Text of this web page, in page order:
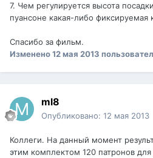
7. Чем регулируется высота
пуансоне какая-либо фиксируемая
Спасибо за фильм.
Изменено12 мая 2013
ml8
Опубликовано: 12 мая 2013
Коллеги. На данный момент
этим комплектом 120 патронов